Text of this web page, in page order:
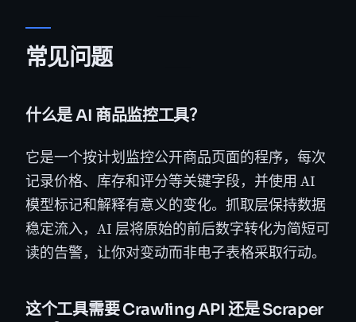
常见问题
什么是 AI 商品监控工具？
它是一个按计划监控公开商品页面的程序，每次
记录价格、库存和评分等关键字段，并使用 AI
模型标记和解释有意义的变化。抓取层保持数据
稳定流入，AI 层将原始的前后数字转化为简短可
读的告警，让你对变动而非电子表格采取行动。
这个工具需要 Crawling API 还是 Scraper